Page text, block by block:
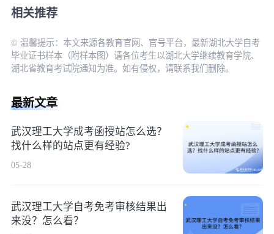
相关推荐
© 温馨提示：本文来源各教育官网、官号平台，最新湖北大学自考
毕业证书样本（附样本图）请各位考生以湖北大学继续教育学院、
湖北省教育考试院通知为准。如有侵权，请联系我们删除。
最新文章
武汉理工大学成考函授站怎么选？
找什么样的站点更有经验?
05-28
武汉理工大学自考免考审核结果出
来没？怎么看？